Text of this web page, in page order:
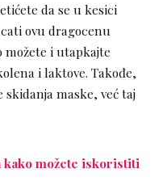
da se u kesici
ovu dragocenu
možete i utapkajte
i laktove. Takođe,
maske, već taj
kako možete iskoristiti